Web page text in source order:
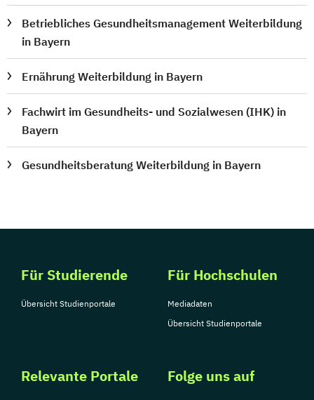
Betriebliches Gesundheitsmanagement Weiterbildung
in Bayern
Ernährung Weiterbildung in Bayern
Fachwirt im Gesundheits- und Sozialwesen (IHK) in
Bayern
Gesundheitsberatung Weiterbildung in Bayern
Für Studierende
Übersicht Studienportale
Für Hochschulen
Mediadaten
Übersicht Studienportale
Relevante Portale Folge uns auf